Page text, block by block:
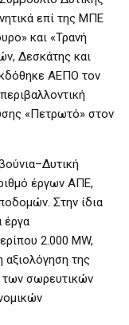
επί της ΜΠΕ
και «Τρανή
Δεσκάτης και
ΑΕΠΟ τον
«Πετρωτό» στον
έργων ΑΠΕ,
Στην ίδια
έργα
2.000 MW,
αξιολόγηση της
των σωρευτικών